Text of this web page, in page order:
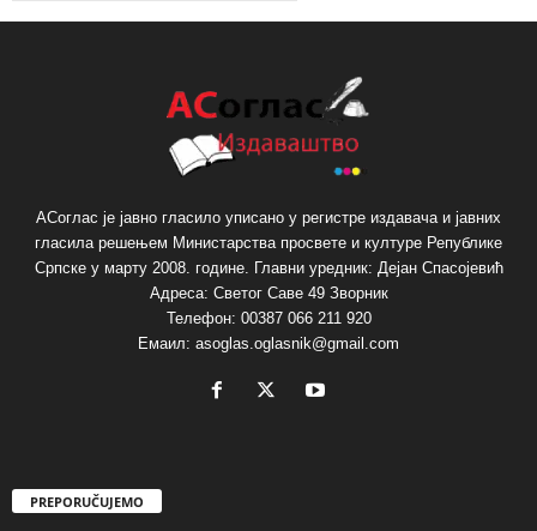
АСоглас је јавно гласило уписано у регистре издавача и јавних
гласила решењем Министарства просвете и културе Републике
Српске у марту 2008. године. Главни уредник: Дејан Спасојевић
Адреса: Светог Саве 49 Зворник
Телефон: 00387 066 211 920
Емаил: asoglas.oglasnik@gmail.com
PREPORUČUJEMO